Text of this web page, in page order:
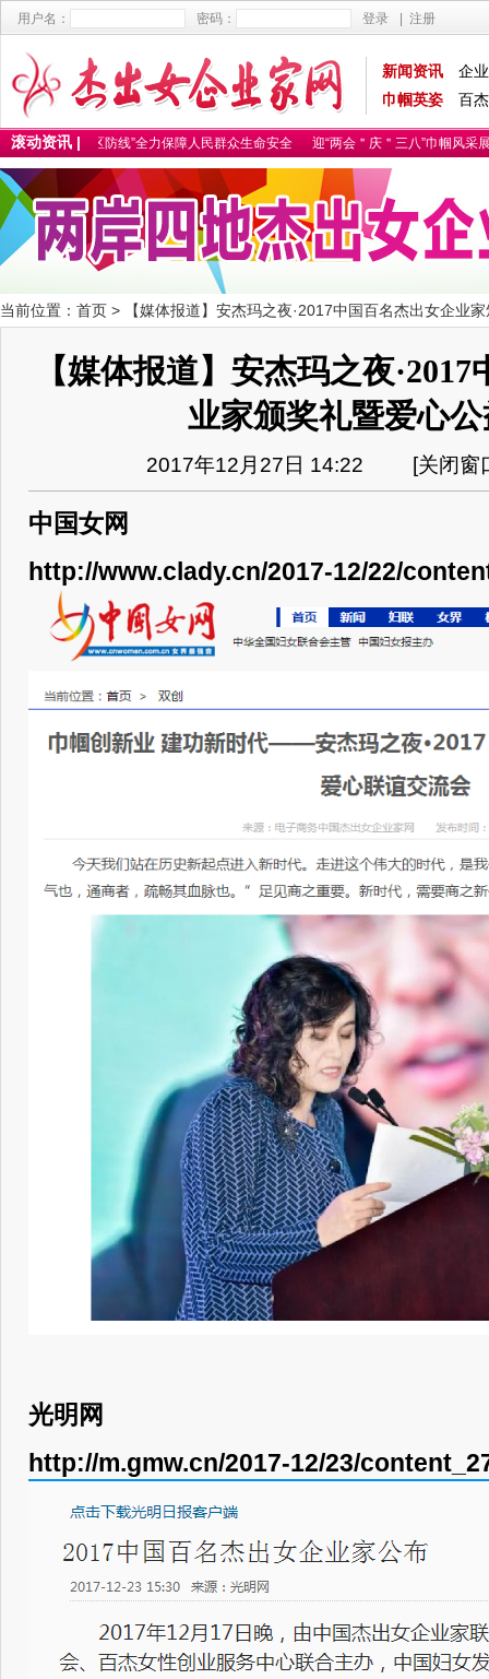
用户名： 密码： 登录 注册
新闻资讯
企
巾帼英姿
百
滚动资讯 |
防控“社区防线”全力保障人民群众生命安全 迎“两会＂庆＂三八”巾帼风采展 铸
当前位置： 首页 > 【媒体报道】安杰玛之夜·2017中国百名杰出女企业
【媒体报道】安杰玛之夜
业家颁奖礼暨爱心
2017年12月27日 14:22 [关闭窗
中国女网
http://www.clady.cn/2017-12/22/
光明网
http://m.gmw.cn/2017-12/23/